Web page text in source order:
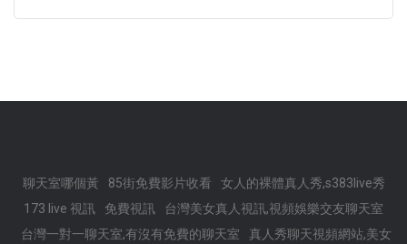
聊天室哪個黃 85街免費影片收看
女人的裸體真人秀,s383live秀
173 live 視訊
免費視訊
台灣美女真人視訊,視頻娛樂交友聊天室
台灣一對一聊天室,有沒有免費的聊天室
真人秀聊天視頻網站,美女